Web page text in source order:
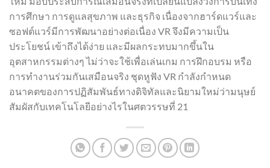
การศึกษา การดูแลสุขภาพ และธุรกิจ เนื่องจากฮาร์ดแวร์และ
ซอฟต์แวร์มีการพัฒนาอย่างต่อเนื่อง VR จึงมีความเป็น
ประโยชน์ เข้าถึงได้ง่าย และมีผลกระทบมากขึ้นใน
อุตสาหกรรมต่างๆ ไม่ว่าจะใช้เพื่อเล่นเกม การฝึกอบรม หรือ
การทำงานร่วมกันเสมือนจริง ชุดหูฟัง VR กำลังกำหนด
อนาคตของการปฏิสัมพันธ์ทางดิจิทัลและนิยามใหม่ว่ามนุษย์
สัมผัสกับเทคโนโลยีอย่างไรในศตวรรษที่ 21